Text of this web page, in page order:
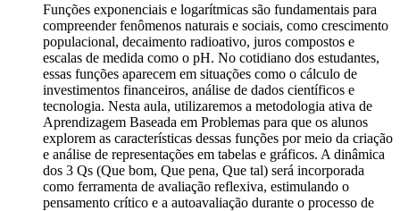
Funções exponenciais e logarítmicas são fundamentais para
compreender fenômenos naturais e sociais, como crescimento
populacional, decaimento radioativo, juros compostos e
escalas de medida como o pH. No cotidiano dos estudantes,
essas funções aparecem em situações como o cálculo de
investimentos financeiros, análise de dados científicos e
tecnologia. Nesta aula, utilizaremos a metodologia ativa de
Aprendizagem Baseada em Problemas para que os alunos
explorem as características dessas funções por meio da criação
e análise de representações em tabelas e gráficos. A dinâmica
dos 3 Qs (Que bom, Que pena, Que tal) será incorporada
como ferramenta de avaliação reflexiva, estimulando o
pensamento crítico e a autoavaliação durante o processo de